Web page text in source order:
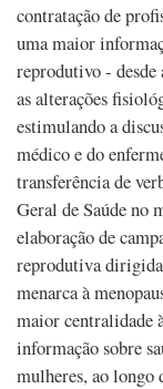
contratação de
uma maior
reprodutivo - desde
as alterações
estimulando a
médico e do
transferência de
Geral de Saúde no
elaboração de
reprodutiva dirigida
menarca à
maior centralidade
informação sobre
mulheres, ao longo